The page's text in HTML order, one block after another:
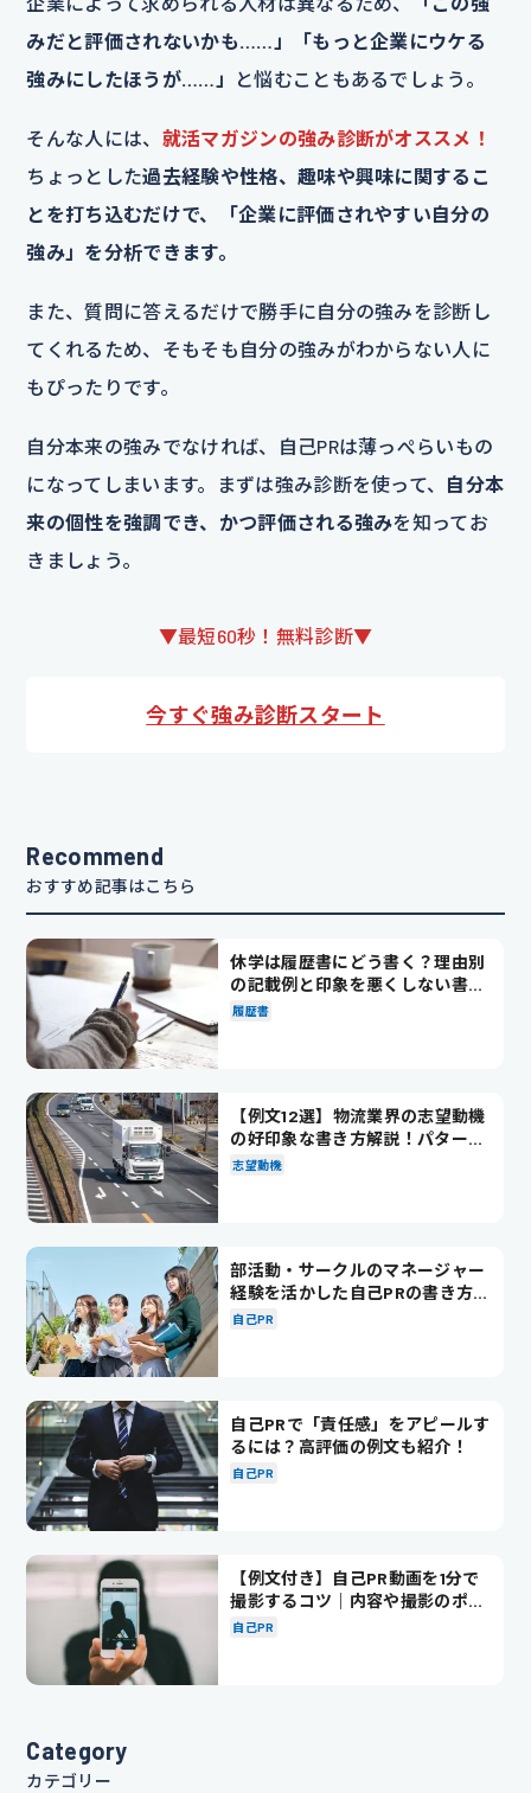
みだと評価されないかも……」「もっと企業にウケる
強みにしたほうが……」
と悩むこともあるでしょう。
そんな人には、 就活マガジンの強み診断がオススメ！
ちょっとした過去経験や性格、趣味や興味に関するこ
とを打ち込むだけで、「企業に評価されやすい自分の
強み」を分析できます。
また、質問に答えるだけで勝手に自分の強みを診断し
てくれるため、そもそも自分の強みがわからない人に
もぴったりです。
自分本来の強みでなければ、自己PRは薄っぺらいもの
になってしまいます。まずは強み診断を使って、 自分本
来の個性を強調でき、かつ評価される強みを知ってお
きましょう。
▼最短60秒！無料診断▼
今すぐ強み診断スタート
Recommend
おすすめ記事はこちら
休学は履歴書にどう書く？理由別
の記載例と印象を悪くしない書き
方を解説
履歴書
【例文12選】物流業界の志望動機
の好印象な書き方解説！パターン
別の例文も紹介
志望動機
部活動・サークルのマネージャー
経験を活かした自己PRの書き方を
徹底解説！
自己PR
自己PRで「責任感」をアピールす
るには？高評価の例文も紹介！
自己PR
【例文付き】自己PR動画を1分で
撮影するコツ｜内容や撮影のポイ
ントも解説
自己PR
Category
カテゴリー